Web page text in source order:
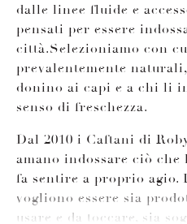
dalle linee fluide e
pensati per essere
città.Selezioniamo con
prevalentemente
donino ai capi e a chi li
senso di freschezza.
Dal 2010 i Caftani di
amano indossare ciò che
fa sentire a proprio agio.
vogliono essere sia
usare e da toccare, sia